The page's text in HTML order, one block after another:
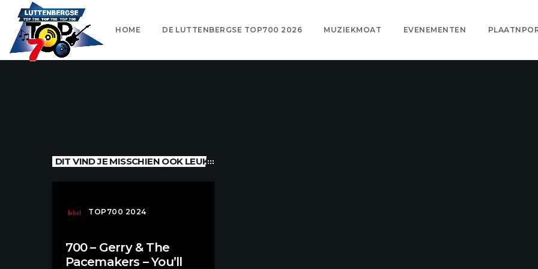
HOME DE LUTTENBERGSE TOP700 2026 MUZIEKMOAT EVENEMENTEN
DIT VIND JE MISSCHIEN OOK LEUK
label TOP700 2024
700 – Gerry & The
Pacemakers – You’ll